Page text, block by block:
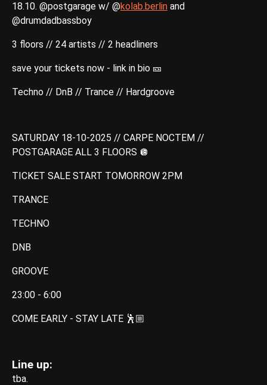
18.10. @postgarage w/ @kolab.berlin and
@drumdadbassboy
3 floors // 24 artists // 2 headliners
save your tickets now - link in bio 🎫
Techno // DnB // Trance // Hardgroove
SATURDAY 18-10-2025 // CARPE NOCTEM //
POSTGARAGE ALL 3 FLOORS 🪩
TICKET SALE START TOMORROW 2PM
TRANCE
TECHNO
DNB
GROOVE
23:00 - 6:00⁠
⁠COME EARLY - STAY LATE 🕺🏼
Line up:
tba.